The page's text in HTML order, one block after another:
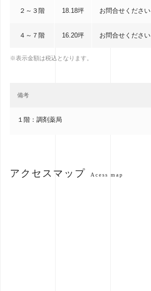
２～３階 18.18坪 お問合せください
４～７階 16.20坪 お問合せください
※表示金額は税込となります。
備考
１階：調剤薬局
アクセスマップ Acess map